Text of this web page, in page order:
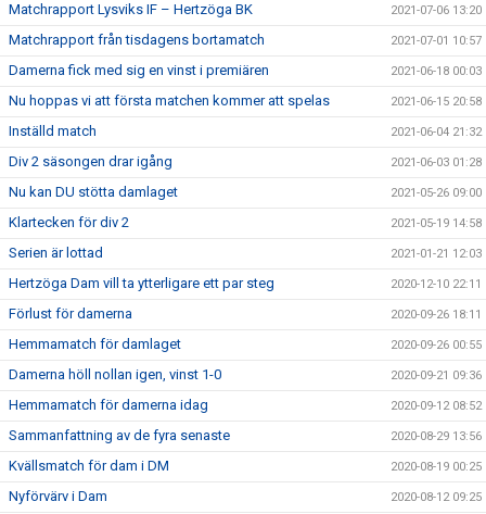
Matchrapport Lysviks IF – Hertzöga BK 2021-07-06 13:20
Matchrapport från tisdagens bortamatch 2021-07-01 10:57
Damerna fick med sig en vinst i premiären 2021-06-18 00:03
Nu hoppas vi att första matchen kommer att spelas 2021-06-15 20:58
Inställd match 2021-06-04 21:32
Div 2 säsongen drar igång 2021-06-03 01:28
Nu kan DU stötta damlaget 2021-05-26 09:00
Klartecken för div 2 2021-05-19 14:58
Serien är lottad 2021-01-21 12:03
Hertzöga Dam vill ta ytterligare ett par steg 2020-12-10 22:11
Förlust för damerna 2020-09-26 18:11
Hemmamatch för damlaget 2020-09-26 00:55
Damerna höll nollan igen, vinst 1-0 2020-09-21 09:36
Hemmamatch för damerna idag 2020-09-12 08:52
Sammanfattning av de fyra senaste 2020-08-29 13:56
Kvällsmatch för dam i DM 2020-08-19 00:25
Nyförvärv i Dam 2020-08-12 09:25